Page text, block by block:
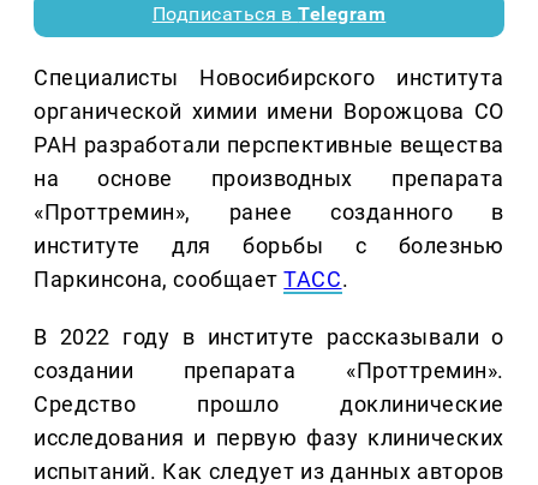
Подписаться вTelegram
Специалисты Новосибирского института
органической химии имени Ворожцова СО
РАН разработали перспективные вещества
на основе производных препарата
«Проттремин», ранее созданного в
институте для борьбы с болезнью
Паркинсона, сообщаетТАСС.
В 2022 году в институте рассказывали о
создании препарата «Проттремин».
Средство прошло доклинические
исследования и первую фазу клинических
испытаний. Как следует из данных авторов